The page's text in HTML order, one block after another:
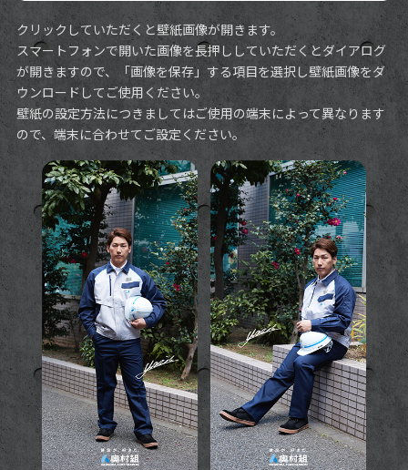
クリックしていただくと壁紙画像が開きます。
スマートフォンで開いた画像を長押ししていただくとダイアログ
が開きますので、「画像を保存」する項目を選択し壁紙画像をダ
ウンロードしてご使用ください。
壁紙の設定方法につきましてはご使用の端末によって異なります
ので、端末に合わせてご設定ください。